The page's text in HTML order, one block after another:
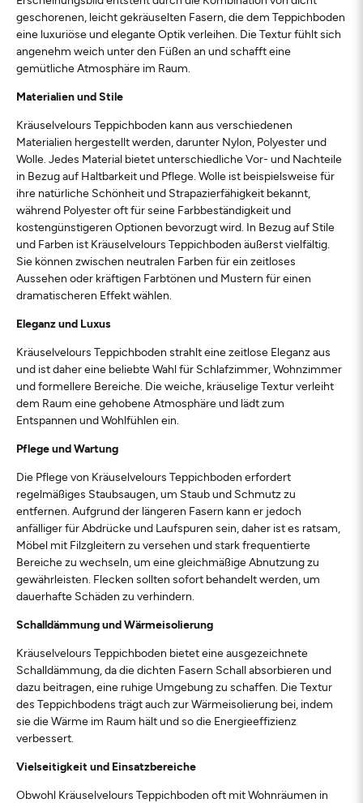
geschorenen, leicht gekräuselten Fasern, die dem Teppichboden
eine luxuriöse und elegante Optik verleihen. Die Textur fühlt sich
angenehm weich unter den Füßen an und schafft eine
gemütliche Atmosphäre im Raum.
Materialien und Stile
Kräuselvelours Teppichboden kann aus verschiedenen
Materialien hergestellt werden, darunter Nylon, Polyester und
Wolle. Jedes Material bietet unterschiedliche Vor- und Nachteile
in Bezug auf Haltbarkeit und Pflege. Wolle ist beispielsweise für
ihre natürliche Schönheit und Strapazierfähigkeit bekannt,
während Polyester oft für seine Farbbeständigkeit und
kostengünstigeren Optionen bevorzugt wird. In Bezug auf Stile
und Farben ist Kräuselvelours Teppichboden äußerst vielfältig.
Sie können zwischen neutralen Farben für ein zeitloses
Aussehen oder kräftigen Farbtönen und Mustern für einen
dramatischeren Effekt wählen.
Eleganz und Luxus
Kräuselvelours Teppichboden strahlt eine zeitlose Eleganz aus
und ist daher eine beliebte Wahl für Schlafzimmer, Wohnzimmer
und formellere Bereiche. Die weiche, kräuselige Textur verleiht
dem Raum eine gehobene Atmosphäre und lädt zum
Entspannen und Wohlfühlen ein.
Pflege und Wartung
Die Pflege von Kräuselvelours Teppichboden erfordert
regelmäßiges Staubsaugen, um Staub und Schmutz zu
entfernen. Aufgrund der längeren Fasern kann er jedoch
anfälliger für Abdrücke und Laufspuren sein, daher ist es ratsam,
Möbel mit Filzgleitern zu versehen und stark frequentierte
Bereiche zu wechseln, um eine gleichmäßige Abnutzung zu
gewährleisten. Flecken sollten sofort behandelt werden, um
dauerhafte Schäden zu verhindern.
Schalldämmung und Wärmeisolierung
Kräuselvelours Teppichboden bietet eine ausgezeichnete
Schalldämmung, da die dichten Fasern Schall absorbieren und
dazu beitragen, eine ruhige Umgebung zu schaffen. Die Textur
des Teppichbodens trägt auch zur Wärmeisolierung bei, indem
sie die Wärme im Raum hält und so die Energieeffizienz
verbessert.
Vielseitigkeit und Einsatzbereiche
Obwohl Kräuselvelours Teppichboden oft mit Wohnräumen in